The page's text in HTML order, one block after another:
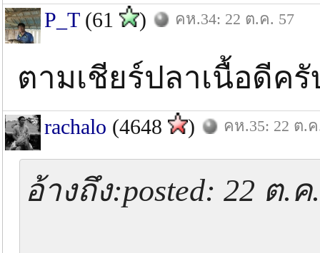
P_T(61 ) คห.34: 22 ต.ค. 57
ตามเชียร์ปลาเนื้อดีค
rachalo (4648 ) คห.35: 22 ต.
อ้างถึง:posted: 22 ต.ค